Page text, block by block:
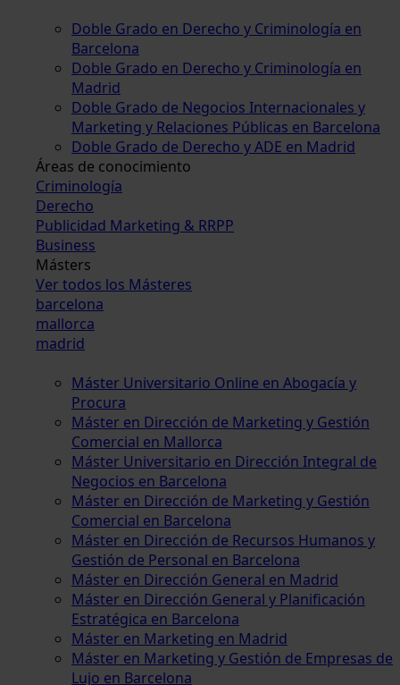
Doble Grado en Derecho y Criminología en
Barcelona
Doble Grado en Derecho y Criminología en
Madrid
Doble Grado de Negocios Internacionales y
Marketing y Relaciones Públicas en Barcelona
Doble Grado de Derecho y ADE en Madrid
Áreas de conocimiento
Criminología
Derecho
Publicidad Marketing & RRPP
Business
Másters
Ver todos los Másteres
barcelona
mallorca
madrid
Máster Universitario Online en Abogacía y
Procura
Máster en Dirección de Marketing y Gestión
Comercial en Mallorca
Máster Universitario en Dirección Integral de
Negocios en Barcelona
Máster en Dirección de Marketing y Gestión
Comercial en Barcelona
Máster en Dirección de Recursos Humanos y
Gestión de Personal en Barcelona
Máster en Dirección General en Madrid
Máster en Dirección General y Planificación
Estratégica en Barcelona
Máster en Marketing en Madrid
Máster en Marketing y Gestión de Empresas de
Lujo en Barcelona